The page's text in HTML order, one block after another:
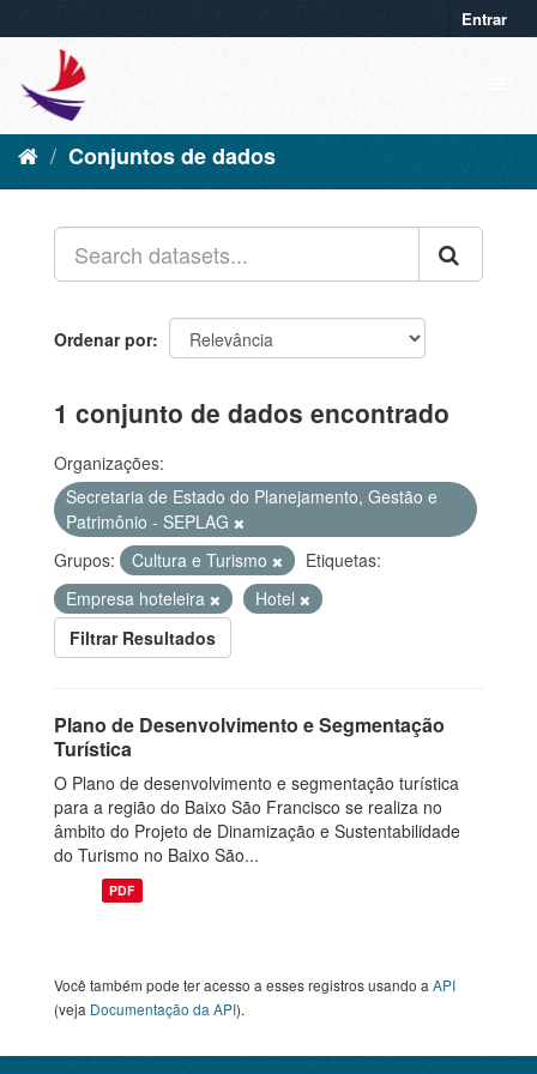
Entrar
Conjuntos de dados
Ordenar por
1 conjunto de dados encontrado
Organizações:
Secretaria de Estado do Planejamento, Gestão e
Patrimônio - SEPLAG
Grupos:
Cultura e Turismo
Etiquetas:
Empresa hoteleira
Hotel
Filtrar Resultados
Plano de Desenvolvimento e Segmentação
Turística
O Plano de desenvolvimento e segmentação turística
para a região do Baixo São Francisco se realiza no
âmbito do Projeto de Dinamização e Sustentabilidade
do Turismo no Baixo São...
PDF
Você também pode ter acesso a esses registros usando a API
(veja Documentação da API).